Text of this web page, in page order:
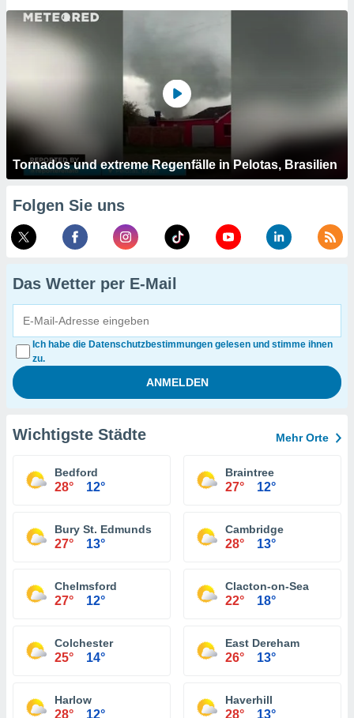
Tornados und extreme Regenfälle in Pelotas, Brasilien
Folgen Sie uns
Das Wetter per E-Mail
Ich habe die Datenschutzbestimmungen gelesen und stimme ihnen
zu.
Wichtigste Städte Mehr Orte
Bedford
28° 12°
Braintree
27° 12°
Bury St. Edmunds
27° 13°
Cambridge
28° 13°
Chelmsford
27° 12°
Clacton-on-Sea
22° 18°
Colchester
25° 14°
East Dereham
26° 13°
Harlow
28° 12°
Haverhill
28° 13°